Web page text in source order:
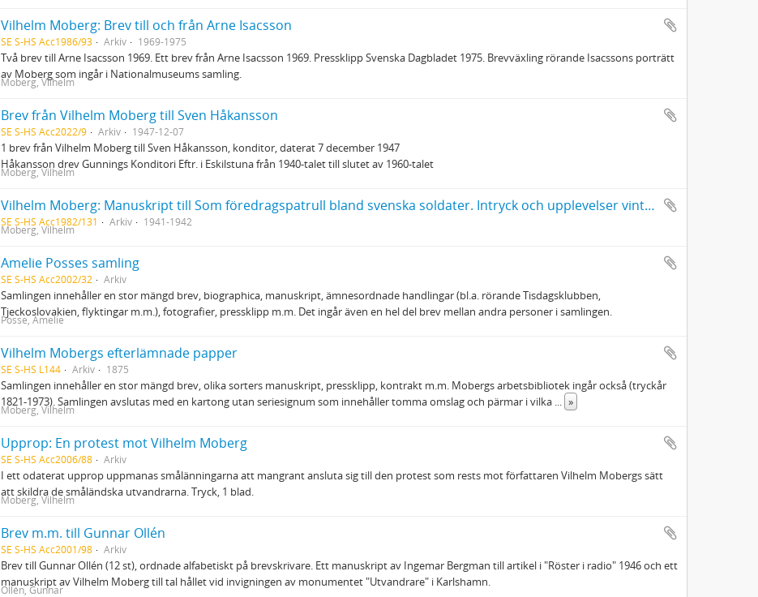
Vilhelm Moberg: Brev till och från Arne Isacsson
SE S-HS Acc1986/93 Arkiv 1969-1975
Två brev till Arne Isacsson 1969. Ett brev från Arne Isacsson 1969. Pressklipp Svenska Dagbladet 1975. Brevväxling rörande Isacssons porträtt
av Moberg som ingår i Nationalmuseums samling.
Moberg, Vilhelm
Brev från Vilhelm Moberg till Sven Håkansson
SE S-HS Acc2022/9 Arkiv 1947-12-07
1 brev från Vilhelm Moberg till Sven Håkansson, konditor, daterat 7 december 1947
Håkansson drev Gunnings Konditori Eftr. i Eskilstuna från 1940-talet till slutet av 1960-talet
Moberg, Vilhelm
Vilhelm Moberg: Manuskript till Som föredragspatrull bland svenska soldater. Intryck och upplevelser vintern 1941-1942. Signerat manus med korrektioner.
SE S-HS Acc1982/131 Arkiv 1941-1942
Moberg, Vilhelm
Amelie Posses samling
SE S-HS Acc2002/32 Arkiv
Samlingen innehåller en stor mängd brev, biographica, manuskript, ämnesordnade handlingar (bl.a. rörande Tisdagsklubben,
Tjeckoslovakien, flyktingar m.m.), fotografier, pressklipp m.m. Det ingår även en hel del brev mellan andra personer i samlingen.
Posse, Amelie
Vilhelm Mobergs efterlämnade papper
SE S-HS L144 Arkiv 1875
Samlingen innehåller en stor mängd brev, olika sorters manuskript, pressklipp, kontrakt m.m. Mobergs arbetsbibliotek ingår också (tryckår
1821-1973). Samlingen avslutas med en kartong utan seriesignum som innehåller tomma omslag och pärmar i vilka
»
Moberg, Vilhelm
Upprop: En protest mot Vilhelm Moberg
SE S-HS Acc2006/88 Arkiv
I ett odaterat upprop uppmanas smålänningarna att mangrant ansluta sig till den protest som rests mot författaren Vilhelm Mobergs sätt
att skildra de småländska utvandrarna. Tryck, 1 blad.
Moberg, Vilhelm
Brev m.m. till Gunnar Ollén
SE S-HS Acc2001/98 Arkiv
Brev till Gunnar Ollén (12 st), ordnade alfabetiskt på brevskrivare. Ett manuskript av Ingemar Bergman till artikel i "Röster i radio" 1946 och ett
manuskript av Vilhelm Moberg till tal hållet vid invigningen av monumentet "Utvandrare" i Karlshamn.
Ollén, Gunnar